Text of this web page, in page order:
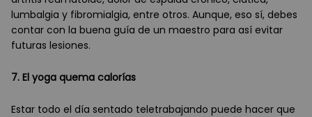
lumbalgia y fibromialgia, entre otros. Aunque, eso sí, debes
contar con la buena guía de un maestro para así evitar
futuras lesiones.
7. El yoga quema calorías
Estar todo el día sentado teletrabajando puede hacer que